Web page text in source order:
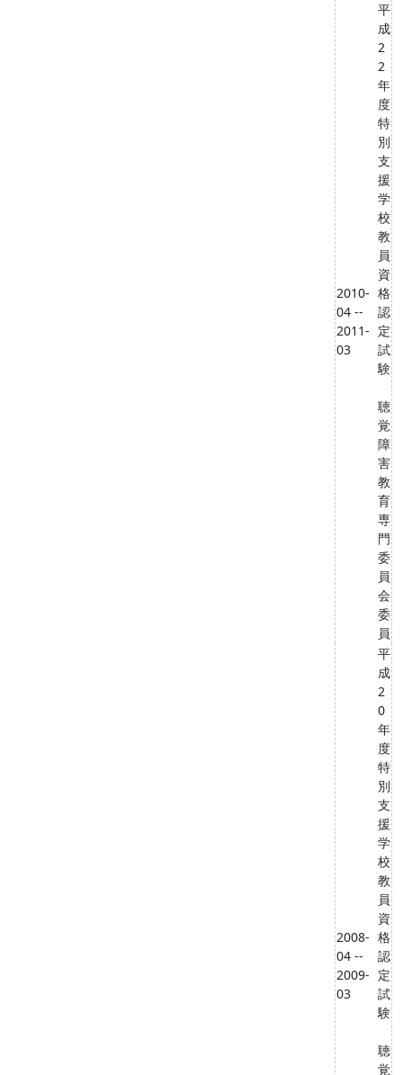
2010-
04 --
2011-
03
平
成
2
2
年
度
特
別
支
援
学
校
教
員
資
格
認
定
試
験
聴
覚
障
害
教
育
専
門
委
員
会
委
員
2008-
04 --
2009-
03
平
成
2
0
年
度
特
別
支
援
学
校
教
員
資
格
認
定
試
験
聴
覚